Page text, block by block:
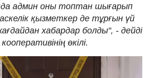
админ оны топтан шығарып
қызметкер де тұрғын үй
хабардар болды", - дейді
өкілі.